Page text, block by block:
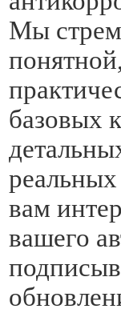
Мы
базовых
вам
вашего